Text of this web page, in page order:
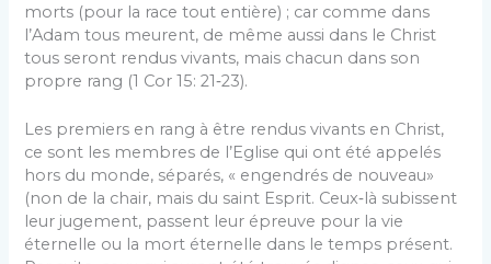
morts (pour la race tout entière) ; car comme dans
l’Adam tous meurent, de même aussi dans le Christ
tous seront rendus vivants, mais chacun dans son
propre rang (1 Cor 15: 21‑23).
Les premiers en rang à être rendus vivants en Christ,
ce sont les membres de l’Eglise qui ont été appelés
hors du monde, séparés, « engendrés de nouveau»
(non de la chair, mais du saint Esprit. Ceux‑là subissent
leur jugement, passent leur épreuve pour la vie
éternelle ou la mort éternelle dans le temps présent.